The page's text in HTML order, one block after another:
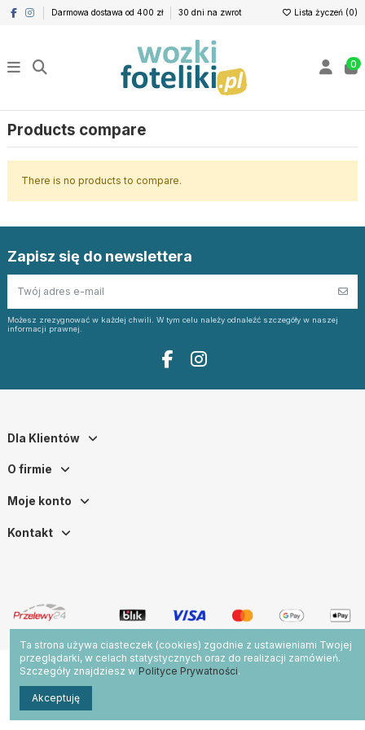
Darmowa dostawa od 400 zł 30 dni na zwrot Lista życzeń (0)
0
Products compare
There is no products to compare.
Zapisz się do newslettera
Możesz zrezygnować w każdej chwili. W tym celu należy odnaleźć szczegóły w naszej
informacji prawnej.
Dla Klientów
O firmie
Moje konto
Kontakt
Ta strona używa ciasteczek (cookies) zgodnie z ustawieniami Twojej
przeglądarki, w celach statystycznych oraz do realizacji zamówień.
Szczegóły znajdziesz w Polityce Prywatności.
Akceptuję